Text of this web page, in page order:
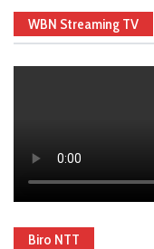
WBN Streaming TV
Biro NTT